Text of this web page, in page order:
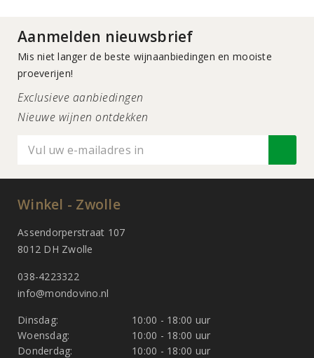
Aanmelden nieuwsbrief
Mis niet langer de beste wijnaanbiedingen en mooiste
proeverijen!
Exclusieve aanbiedingen
Nieuwe wijnen ontdekken
Winkel - Zwolle
Assendorperstraat 107
8012 DH Zwolle
038-4223322
info@mondovino.nl
Dinsdag:
10:00 - 18:00 uur
Woensdag:
10:00 - 18:00 uur
Donderdag:
10:00 - 18:00 uur